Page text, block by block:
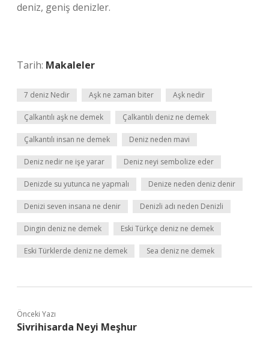
deniz, geniş denizler.
Tarih: Makaleler
7 deniz Nedir Aşk ne zaman biter Aşk nedir
Çalkantılı aşk ne demek Çalkantılı deniz ne demek
Çalkantılı insan ne demek Deniz neden mavi
Deniz nedir ne işe yarar Deniz neyi sembolize eder
Denizde su yutunca ne yapmalı Denize neden deniz denir
Denizi seven insana ne denir Denizli adı neden Denizli
Dingin deniz ne demek Eski Türkçe deniz ne demek
Eski Türklerde deniz ne demek Sea deniz ne demek
Önceki Yazı
Sivrihisarda Neyi Meşhur